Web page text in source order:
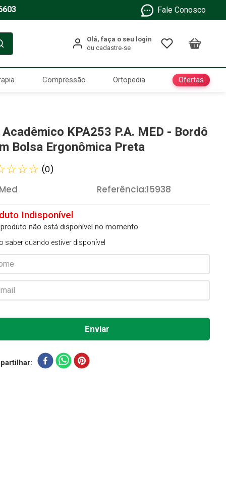
Fale Conosco
Compressão Ortopedia Ofertas
KPA253 P.A. MED - Bordô
Bolsa Ergonômica Preta
☆☆☆ (0)
Referência:15938
não está disponível no momento
saber quando estiver disponível